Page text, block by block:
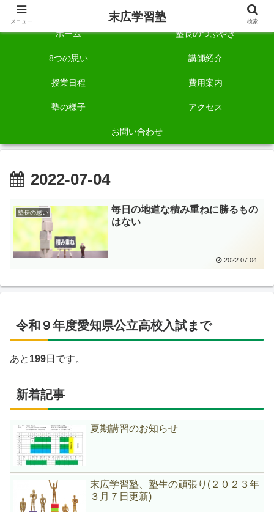
自称「一宮でいちばん塾で勉強させる塾」です。
ホーム 塾長のつぶやき
8つの思い 講師紹介
授業日程 費用案内
塾の様子 アクセス
お問い合わせ
2022-07-04
塾長の思い
毎日の地道な積み重ねに勝るもの
はない
2022.07.04
令和９年度愛知県公立高校入試まで
あと 199日です。
新着記事
夏期講習のお知らせ
末広学習塾、塾生の頑張り(２０２３年
３月７日更新)
メニュー 末広学習塾 検索